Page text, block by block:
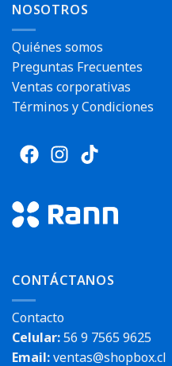
NOSOTROS
Quiénes somos
Preguntas Frecuentes
Ventas corporativas
Términos y Condiciones
CONTÁCTANOS
Contacto
Celular:56 9 7565 9625
Email:ventas@shopbox.cl